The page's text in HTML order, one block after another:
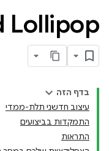
Lollipop
בדף הזה
עיצוב חדשני תלת-ממדי
התמקדות בביצועים
התראות